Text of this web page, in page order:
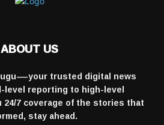
ABOUT US
trusted digital news
level reporting to high-level
7 coverage of the stories that
stay ahead.